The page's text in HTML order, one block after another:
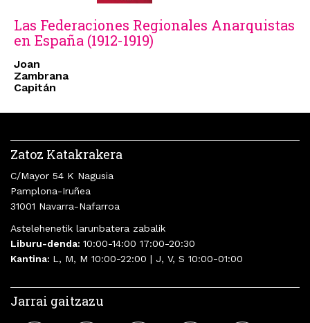
Las Federaciones Regionales Anarquistas
en España (1912-1919)
Joan
Zambrana
Capitán
Zatoz Katakrakera
C/Mayor 54 K Nagusia
Pamplona-Iruñea
31001 Navarra-Nafarroa
Astelehenetik larunbatera zabalik
Liburu-denda: 10:00-14:00 17:00-20:30
Kantina: L, M, M 10:00-22:00 | J, V, S 10:00-01:00
Jarrai gaitzazu